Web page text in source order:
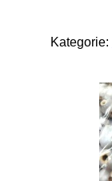
Kategorie: